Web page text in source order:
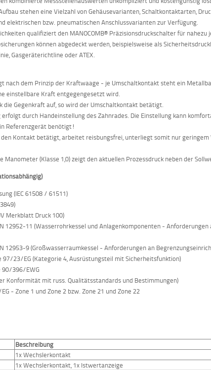
stehen eine Vielzahl von Gehäusevarianten, Schaltkontaktarten,
elektrischen bzw. pneumatischen Anschlussvarianten zur Verfügung.
qualifiziert den MANOCOMB® Präzisionsdruckschalter für nahezu
können abgedeckt werden, beispielsweise als
Gasgeräterichtline oder ATEX.
nach dem Prinzip der Kraftwaage - je Umschaltkontakt steht ein
einstellbare Kraft entgegengesetzt wird.
die Gegenkraft auf, so wird der Umschaltkontakt betätigt.
durch Handeinstellung des Zahnrades. Die Einstellung kann
Referenzgerät benötigt!
den Kontakt betätigt, arbeitet reisbungsfrei, unterliegt somit nur
Manometer (Klasse 1,0) zeigt den aktuellen Prozessdruck neben der
(IEC 61508 / 61511)
Merkblatt Druck 100)
12952-11 (Wasserrohrkessel und Anlagenkomponenten -
12953-9 (Großwasserraumkessel - Anforderungen an
23/EG (Kategorie 4, Ausrüstungsteil mit Sicherheitsfunktion)
90/396/EWG
Konformität mit russ. Qualitätsstandards und Bestimmungen)
- Zone 1 und Zone 2 bzw. Zone 21 und Zone 22
Beschreibung
1x Wechslerkontakt
1x Wechslerkontakt, 1x Istwertanzeige